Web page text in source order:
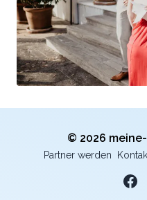
© 2026
Partner werden